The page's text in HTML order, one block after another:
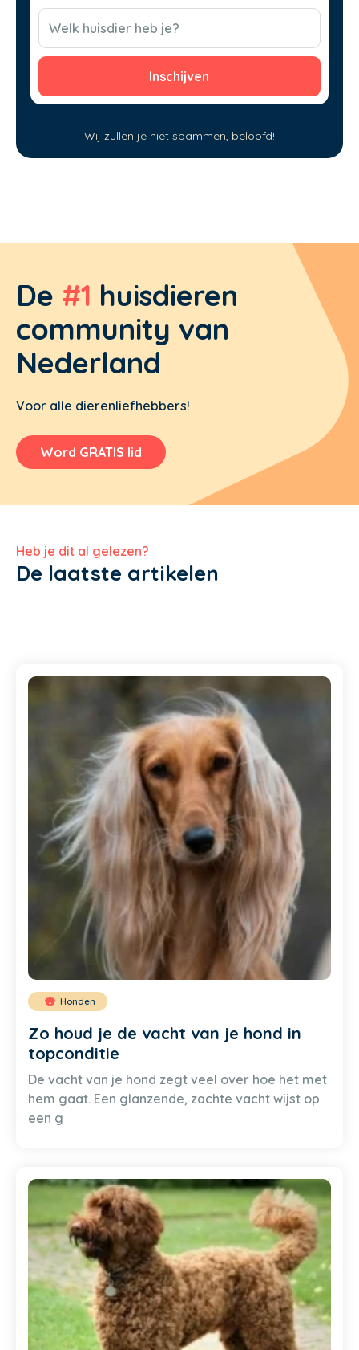
(Vereist)
CAPTCHA
Welk huisdier heb je?
Wij zullen je niet spammen, beloofd!
De #1 huisdieren
community van
Nederland
Voor alle dierenliefhebbers!
Word GRATIS lid
Heb je dit al gelezen?
De laatste artikelen
Honden
Zo houd je de vacht van je hond in
topconditie
De vacht van je hond zegt veel over hoe het met
hem gaat. Een glanzende, zachte vacht wijst op
een g